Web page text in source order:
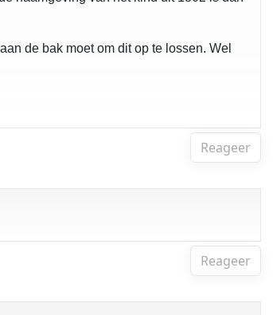
de bak moet om dit op te lossen. Wel
Reageer
Reageer